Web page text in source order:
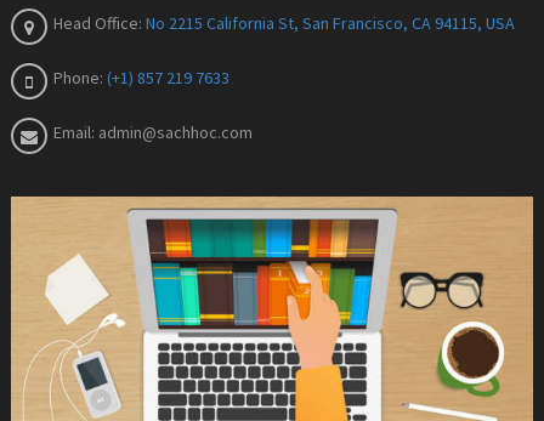
Head Office: No 2215 California St, San Francisco, CA 94115, USA
Phone: (+1) 857 219 7633
Email: admin@sachhoc.com